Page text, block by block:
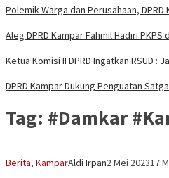
Polemik Warga dan Perusahaan,
Aleg DPRD Kampar Fahmil Hadiri
Ketua Komisi II DPRD Ingatkan RSUD :
DPRD Kampar Dukung Penguatan
Tag: #Damkar
Berita, KamparAldi Irpan2 Mei 202317